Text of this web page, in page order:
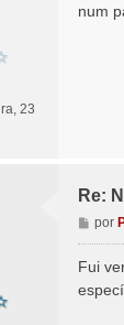
23
a
num
Re:
M
e
n
a
por
Fui